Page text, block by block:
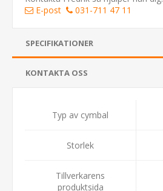
E-post
031-711 47 11
SPECIFIKATIONER
KONTAKTA OSS
Typ av cymbal
Storlek
Tillverkarens
produktsida